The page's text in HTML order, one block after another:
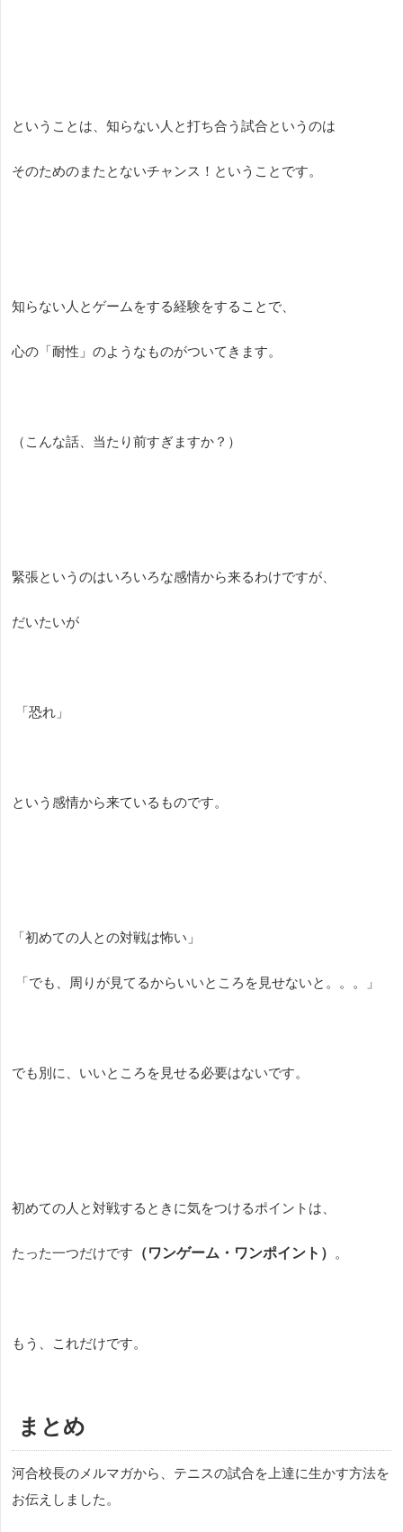
ということは、知らない人と打ち合う試合というのは
そのためのまたとないチャンス！ということです。
知らない人とゲームをする経験をすることで、
心の「耐性」のようなものがついてきます。
（こんな話、当たり前すぎますか？）
緊張というのはいろいろな感情から来るわけですが、
だいたいが
「恐れ」
という感情から来ているものです。
「初めての人との対戦は怖い」
「でも、周りが見てるからいいところを見せないと。。。」
でも別に、いいところを見せる必要はないです。
初めての人と対戦するときに気をつけるポイントは、
たった一つだけです （ワンゲーム・ワンポイント） 。
もう、これだけです。
まとめ
河合校長のメルマガから、テニスの試合を上達に生かす方法を
お伝えしました。